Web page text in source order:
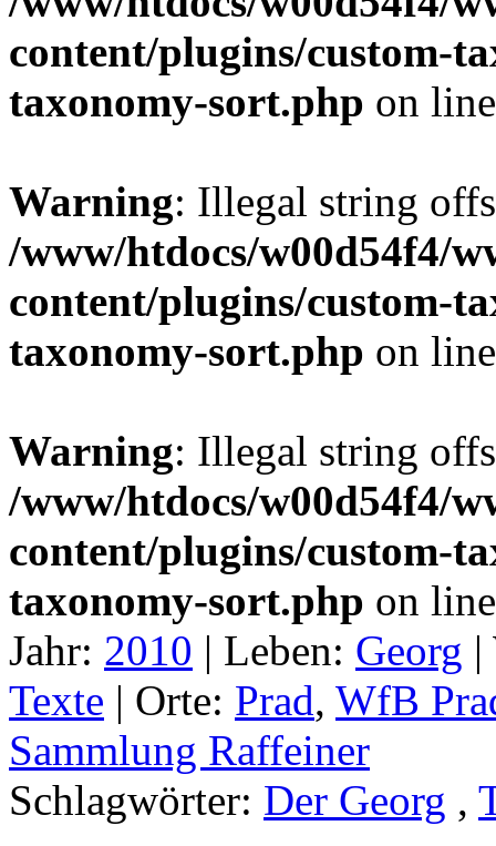
content/plugins/custom-
taxonomy-sort.php on
Warning: Illegal string
/www/htdocs/w00d54f4/
content/plugins/custom-
taxonomy-sort.php on
Warning: Illegal string
/www/htdocs/w00d54f4/
content/plugins/custom-
taxonomy-sort.php on
Jahr: 2010 | Leben: Georg |
Texte | Orte: Prad, WfB
Sammlung Raffeiner
Schlagwörter: Der Georg ,